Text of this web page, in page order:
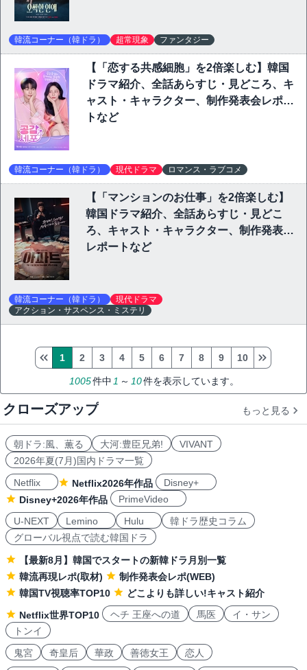
韓流コーナー（韓ドラ） 超常現象 ファンタジー
【「恋する共感細胞」を2倍楽しむ】韓国
ドラマ紹介、全話あらすじ・見どころ、キ
ャスト・キャラクター、制作発表会レポー
トなど
韓流コーナー（韓ドラ） 現代ドラマ ロマンス・ラブコメ
【「マンションのお仕事」を2倍楽しむ】
韓国ドラマ紹介、全話あらすじ・見どこ
ろ、キャスト・キャラクター、制作発表会
レポートなど
韓流コーナー（韓ドラ）
現代ドラマ
アクション・サスペンス・ミステリ
1005件中 1 ～ 10件を表示しています。
1 2 3 4 5 6 7 8 9 10
クローズアップ もっと見る
朝ドラ:風、薫る 大河:豊臣兄弟!
VIVANT
2026年夏(7月)国内ドラマ一覧
Netflix
Netflix2026年作品
Disney+
Disney+2026年作品
PrimeVideo
U-NEXT
Lemino Hulu
韓ドラ歴史コラム
グローバル視点で読む韓国ドラ
【最新8月】韓国でスタートの新韓ドラ月別一覧
韓流再現レポ(取材)
制作発表会レポ(WEB)
韓国TV視聴率TOP10
どこよりも詳しい!キャスト紹介
Netflix世界TOP10
ヘチ 王座への道 馬医
イ・サン
トンイ
鬼宮
奇皇后 華政 善徳女王 恋人